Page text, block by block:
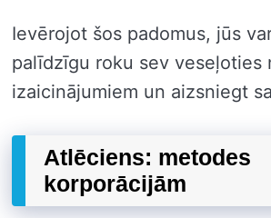
Ievērojot šos padomus, jūs
palīdzīgu roku sev veseļoties
izaicinājumiem un aizsniegt
Atlēciens: metodes
korporācijām